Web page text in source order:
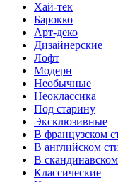
Хай-тек
Барокко
Арт-деко
Дизайнерские
Лофт
Модерн
Необычные
Неоклассика
Под старину
Эксклюзивные
В французском
В английском
В
Классические